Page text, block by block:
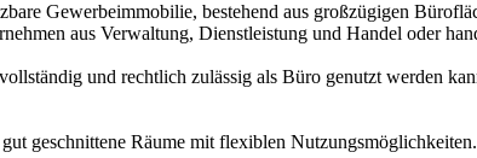
Gewerbeimmobilie, bestehend aus großzügigen
aus Verwaltung, Dienstleistung und Handel oder
und rechtlich zulässig als Büro genutzt werden
geschnittene Räume mit flexiblen